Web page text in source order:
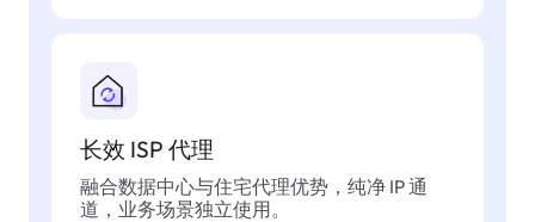
长效 ISP 代理
融合数据中心与住宅代理优势，纯净 IP 通
道，业务场景独立使用。